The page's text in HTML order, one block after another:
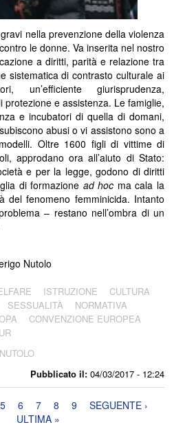
Pubblicato il: 04/03/2017 - 12:24
nella prevenzione della violenza
le donne. Va inserita nel nostro
a diritti, parità e relazione tra
sistematica di contrasto culturale ai
un’efficiente giurisprudenza,
protezione e assistenza. Le famiglie,
e incubatori di quella di domani,
abusi o vi assistono sono a
Oltre 1600 figli di vittime di
approdano ora all’aiuto di Stato:
e per la legge, godono di diritti
di formazione ad hoc ma cala la
del fenomeno femminicida. Intanto
– restano nell’ombra di un
Nutolo
ISTRUZIONE
CULTURA
SESSUALITÀ
NORMATIVA
CONVENZIONE EUROPEA
5 6 7 8 9
SEGUENTE ›
ULTIMA »